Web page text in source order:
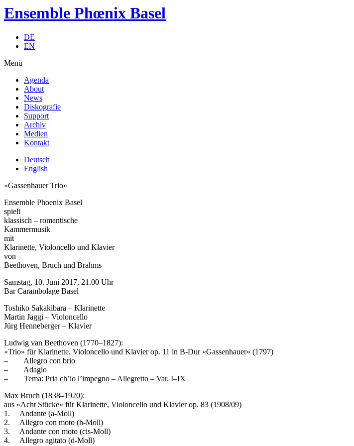
Ensemble Phœnix Basel
DE
EN
Menü
Agenda
About
News
Diskografie
Support
Archiv
Medien
Kontakt
Deutsch
English
«Gassenhauer Trio»
Ensemble Phoenix Basel
spielt
klassisch – romantische
Kammermusik
mit
Klarinette, Violoncello und Klavier
von
Beethoven, Bruch und Brahms
Samstag, 10. Juni 2017, 21.00 Uhr
Bar Carambolage Basel
Toshiko Sakakibara – Klarinette
Martin Jaggi – Violoncello
Jürg Henneberger – Klavier
Ludwig van Beethoven (1770–1827):
«Trio» für Klarinette, Violoncello und Klavier op. 11 in B-Dur «Gassenhauer» (1797)
– Allegro con brio
– Adagio
– Tema: Pria ch’io l’impegno – Allegretto – Var. I–IX
Max Bruch (1838–1920):
aus «Acht Stücke» für Klarinette, Violoncello und Klavier op. 83 (1908/09)
1. Andante (a-Moll)
2. Allegro con moto (h-Moll)
3. Andante con moto (cis-Moll)
4. Allegro agitato (d-Moll)